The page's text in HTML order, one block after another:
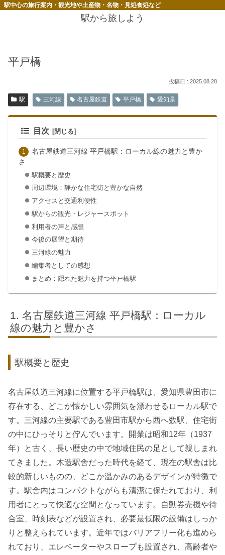
駅中心の旅行案内・観光地や土産物・名物・見処食処など
駅から旅しよう
平戸橋
2025.08.28
駅 三河線 名古屋鉄道 平戸橋 愛知県
目次
名古屋鉄道三河線 平戸橋駅：ローカル線の魅力と豊か
さ
駅概要と歴史
周辺環境：静かな住宅街と豊かな自然
アクセスと交通利便性
駅からの観光・レジャースポット
利用者の声と感想
今後の展望と期待
三河線の魅力
編集者としての感想
まとめ：隠れた魅力を持つ平戸橋駅
名古屋鉄道三河線 平戸橋駅：ローカル
線の魅力と豊かさ
駅概要と歴史
名古屋鉄道三河線に位置する平戸橋駅は、愛知県豊田市に
存在する、どこか懐かしい雰囲気を漂わせるローカル駅で
す。三河線の主要駅である豊田市駅から西へ数駅、住宅街
の中にひっそりと佇んでいます。開業は昭和12年（1937
年）と古く、長い歴史の中で地域住民の足として親しまれ
てきました。木造駅舎だった時代を経て、現在の駅舎は比
較的新しいものの、どこか温かみのあるデザインが特徴で
す。駅舎内はコンパクトながらも清潔に保たれており、利
用者にとって快適な空間となっています。自動券売機や待
合室、時刻表などが設置され、必要最低限の設備はしっか
りと整えられています。近年ではバリアフリー化も進めら
れており、エレベーターやスロープも設置され、高齢者や